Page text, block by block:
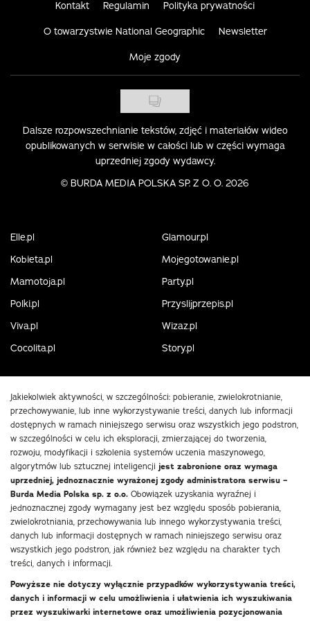
Kontakt Regulamin Polityka prywatności
O towarzystwie National Geographic Newsletter
Moje zgody
Dalsze rozpowszechnianie tekstów, zdjęć i materiałów wideo
opublikowanych w serwisie w całości lub w części wymaga
uprzedniej zgody wydawcy.
© BURDA MEDIA POLSKA SP. Z O. O. 2026
Elle.pl
Glamour.pl
Kobieta.pl
Mojegotowanie.pl
Mamotoja.pl
Party.pl
Polki.pl
Przyslijprzepis.pl
Viva.pl
Wizaz.pl
Cocolita.pl
Story.pl
Jakiekolwiek aktywności, w szczególności: pobieranie, zwielokrotnianie,
przechowywanie, lub inne wykorzystywanie treści, danych lub informacji
dostępnych w ramach niniejszego serwisu oraz wszystkich jego podstron,
w szczególności w celu ich eksploracji, zmierzającej do tworzenia,
rozwoju, modyfikacji i szkolenia systemów uczenia maszynowego,
algorytmów lub sztucznej inteligencji jest zabronione oraz wymaga
uprzedniej, jednoznacznie wyrażonej zgody administratora serwisu –
Burda Media Polska sp. z o.o. Obowiązek uzyskania wyraźnej i
jednoznacznej zgody wymagany jest bez względu sposób pobierania,
zwielokrotniania, przechowywania lub innego wykorzystywania treści,
danych lub informacji dostępnych w ramach niniejszego serwisu oraz
wszystkich jego podstron, jak również bez względu na charakter tych
treści, danych i informacji.
Powyższe nie dotyczy wyłącznie przypadków wykorzystywania treści,
danych i informacji w celu umożliwienia i ułatwienia ich wyszukiwania
przez wyszukiwarki internetowe oraz umożliwienia pozycjonowania